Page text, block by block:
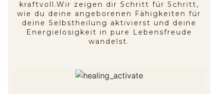
kraftvoll.Wir zeigen dir Schritt für Schritt,
wie du deine angeborenen Fähigkeiten für
deine Selbstheilung aktivierst und deine
Energielosigkeit in pure Lebensfreude
wandelst.